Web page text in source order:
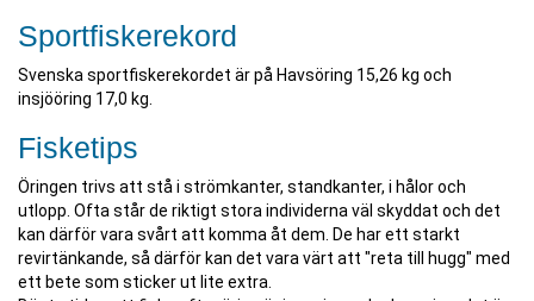
Sportfiskerekord
Svenska sportfiskerekordet är på Havsöring 15,26 kg och
insjööring 17,0 kg.
Fisketips
Öringen trivs att stå i strömkanter, standkanter, i hålor och
utlopp. Ofta står de riktigt stora individerna väl skyddat och det
kan därför vara svårt att komma åt dem. De har ett starkt
revirtänkande, så därför kan det vara värt att "reta till hugg" med
ett bete som sticker ut lite extra.